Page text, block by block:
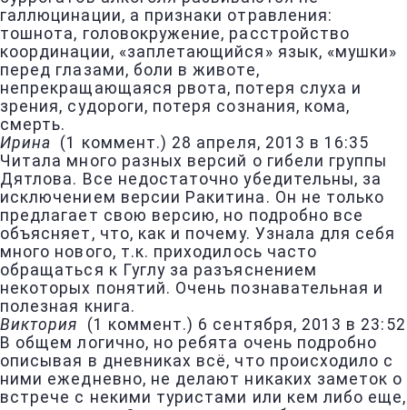
галлюцинации, а признаки отравления:
тошнота, головокружение, расстройство
координации, «заплетающийся» язык, «мушки»
перед глазами, боли в животе,
непрекращающаяся рвота, потеря слуха и
зрения, судороги, потеря сознания, кома,
смерть.
Ирина (1 коммент.) 28 апреля, 2013 в 16:35
Читала много разных версий о гибели группы
Дятлова. Все недостаточно убедительны, за
исключением версии Ракитина. Он не только
предлагает свою версию, но подробно все
объясняет, что, как и почему. Узнала для себя
много нового, т.к. приходилось часто
обращаться к Гуглу за разъяснением
некоторых понятий. Очень познавательная и
полезная книга.
Виктория (1 коммент.) 6 сентября, 2013 в 23:52
В общем логично, но ребята очень подробно
описывая в дневниках всё, что происходило с
ними ежедневно, не делают никаких заметок о
встрече с некими туристами или кем либо еще,